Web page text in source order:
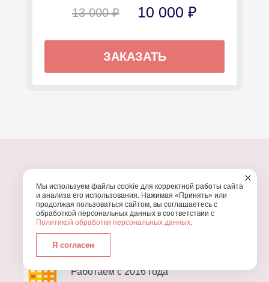
13 000 ₽ 10 000 ₽
ЗАКАЗАТЬ
ПОЧЕМУ МЫ?
УЗНАЙТЕ, ПОЧЕМУ ПРОВЕДЕНИЕВАШЕГО
ПРАЗДНИКА СТОИТ ДОВЕРИТЬ НАМ
Работаем с 2016 года
Мы используем файлы cookie для корректной работы сайта
и анализа его использования. Нажимая «Принять» или
продолжая пользоваться сайтом, вы соглашаетесь с
обработкой персональных данных в соответствии с
Политикой обработки персональных данных.
Я согласен